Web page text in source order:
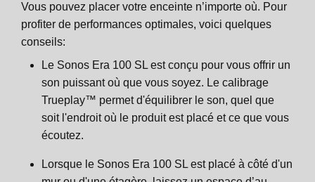
Vous pouvez placer votre enceinte n’importe où. Pour
profiter de performances optimales, voici quelques
conseils:
Le Sonos Era 100 SL est conçu pour vous offrir un
son puissant où que vous soyez. Le calibrage
Trueplay™ permet d'équilibrer le son, quel que
soit l'endroit où le produit est placé et ce que vous
écoutez.
Lorsque le Sonos Era 100 SL est placé à côté d'un